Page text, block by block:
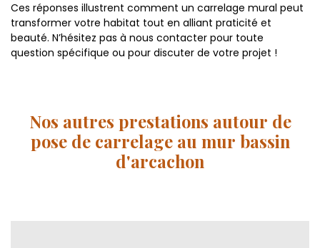
Ces réponses illustrent comment un carrelage mural peut
transformer votre habitat tout en alliant praticité et
beauté. N’hésitez pas à nous contacter pour toute
question spécifique ou pour discuter de votre projet !
Nos autres prestations autour de
pose de carrelage au mur bassin
d'arcachon